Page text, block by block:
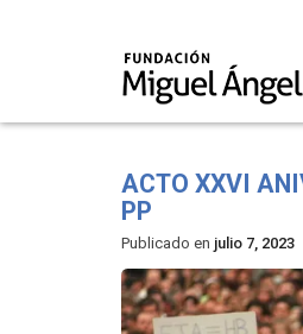
ACTO XXVI
PP
Publicado en julio 7, 2023